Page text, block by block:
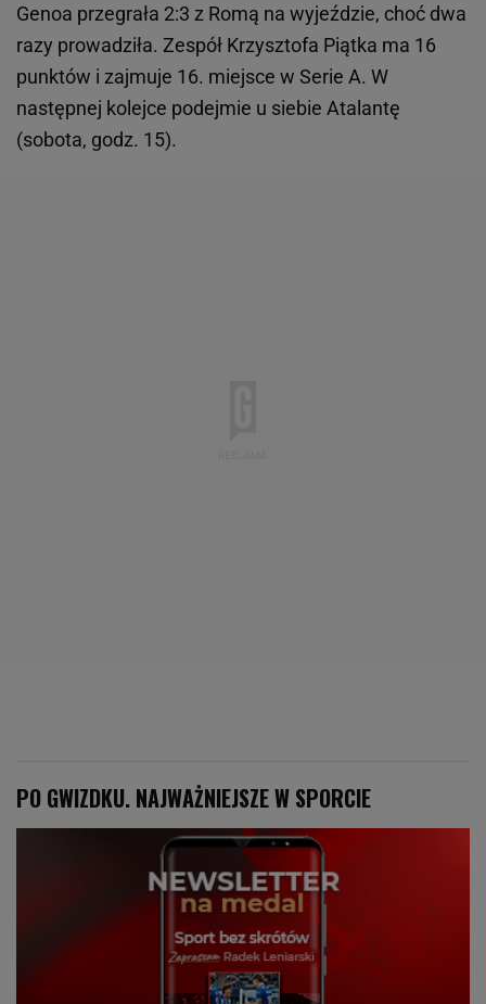
Genoa przegrała 2:3 z Romą na wyjeździe, choć dwa
razy prowadziła. Zespół Krzysztofa Piątka ma 16
punktów i zajmuje 16. miejsce w Serie A. W
następnej kolejce podejmie u siebie Atalantę
(sobota, godz. 15).